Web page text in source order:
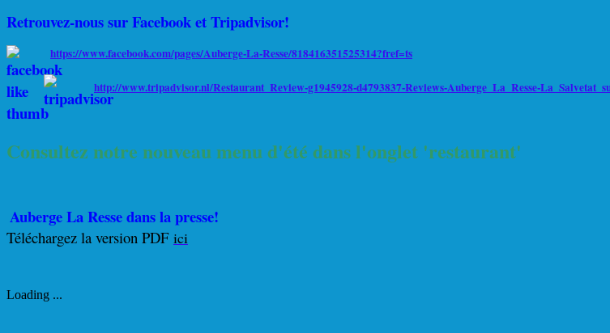
Retrouvez-nous sur Facebook et Tripadvisor!
https://www.facebook.com/pages/Auberge-La-Resse/818416351525314?fref=ts
http://www.tripadvisor.nl/Restaurant_Review-g1945928-d4793837-Reviews-Auberge_La_Resse-
Consultez notre nouveau menu d'été dans l'onglet 'restaurant'
Auberge La Resse dans la presse!
Téléchargez la version PDF ici
Loading ...